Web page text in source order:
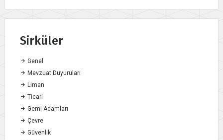
Sirküler
Genel
Mevzuat Duyuruları
Liman
Ticari
Gemi Adamları
Çevre
Güvenlik